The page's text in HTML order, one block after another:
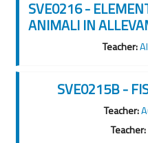
SVE0216 -
ANIMALI IN
Teacher:
SVE0215B -
Teacher:
Teacher: